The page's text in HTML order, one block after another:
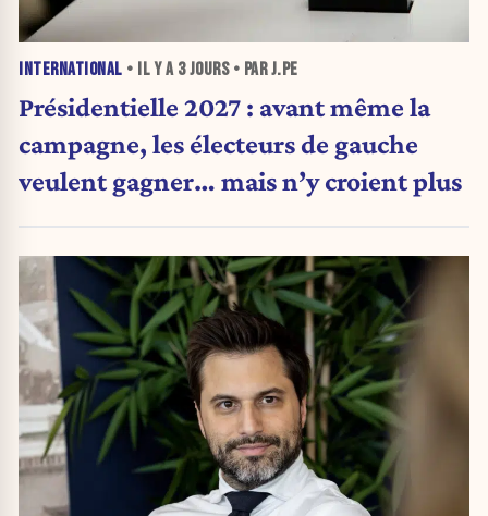
INTERNATIONAL • IL Y A 3 JOURS• PAR J.PE
Présidentielle 2027 : avant même la
campagne, les électeurs de gauche
veulent gagner… mais n’y croient plus